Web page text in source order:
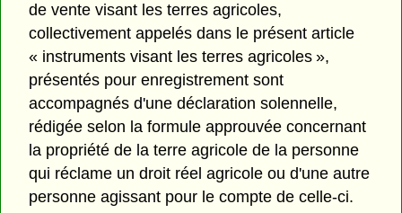
de vente visant les terres agricoles,
collectivement appelés dans le présent article
« instruments visant les terres agricoles »,
présentés pour enregistrement sont
accompagnés d'une déclaration solennelle,
rédigée selon la formule approuvée concernant
la propriété de la terre agricole de la personne
qui réclame un droit réel agricole ou d'une autre
personne agissant pour le compte de celle-ci.